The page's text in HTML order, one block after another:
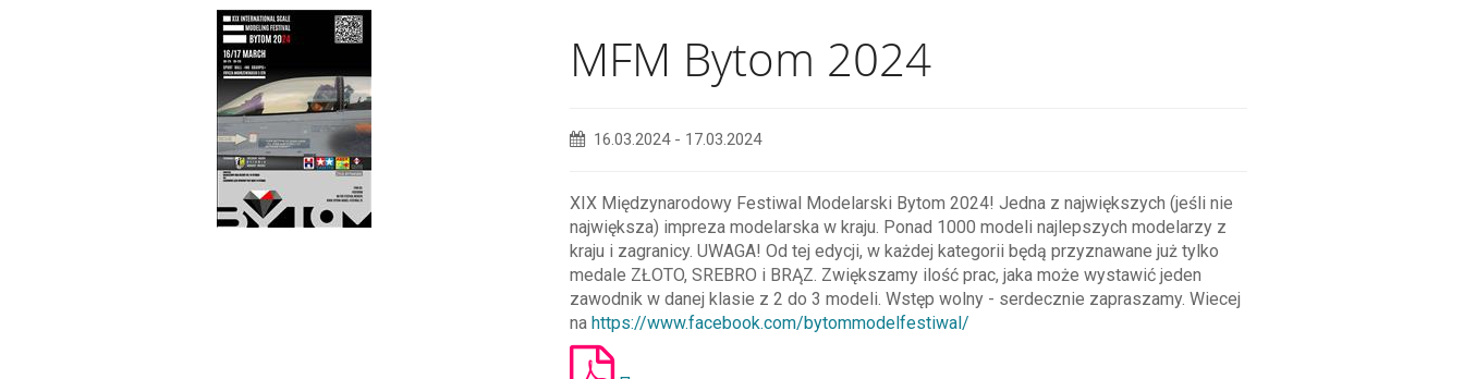
MFM Bytom 2024
16.03.2024- 17.03.2024
XIX Międzynarodowy Festiwal Modelarski Bytom 2024! Jedna z największych (jeśli nie
największa) impreza modelarska w kraju. Ponad 1000 modeli najlepszych modelarzy z
kraju i zagranicy. UWAGA! Od tej edycji, w każdej kategorii będą przyznawane już tylko
medale ZŁOTO, SREBRO i BRĄZ. Zwiększamy ilość prac, jaka może wystawić jeden
zawodnik w danej klasie z 2 do 3 modeli. Wstęp wolny - serdecznie zapraszamy. Wiecej
nahttps://www.facebook.com/bytommodelfestiwal/